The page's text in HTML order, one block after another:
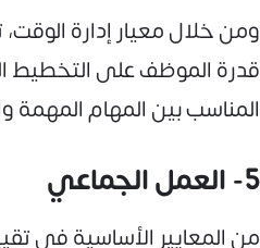
ومن خلال معيار إدارة
قدرة الموظف على التخطيط
المناسب بين المهام المهمة
5- العمل الجماعي
من المعايير الأساسية في